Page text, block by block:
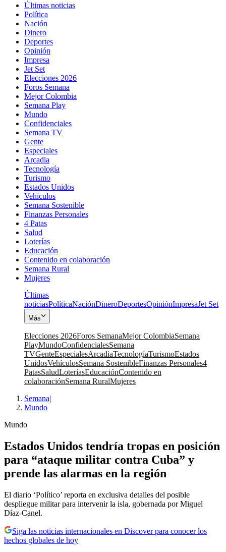
Últimas noticias
Política
Nación
Dinero
Deportes
Opinión
Impresa
Jet Set
Elecciones 2026
Foros Semana
Mejor Colombia
Semana Play
Mundo
Confidenciales
Semana TV
Gente
Especiales
Arcadia
Tecnología
Turismo
Estados Unidos
Vehículos
Semana Sostenible
Finanzas Personales
4 Patas
Salud
Loterías
Educación
Contenido en colaboración
Semana Rural
Mujeres
Últimas
noticiasPolíticaNaciónDineroDeportesOpiniónImpresaJet Set
Más
Elecciones 2026Foros SemanaMejor ColombiaSemana
PlayMundoConfidencialesSemana
TVGenteEspecialesArcadiaTecnologíaTurismoEstados
UnidosVehículosSemana SostenibleFinanzas Personales4
PatasSaludLoteríasEducaciónContenido en
colaboraciónSemana RuralMujeres
Semana|
Mundo
Mundo
Estados Unidos tendría tropas en posición
para “ataque militar contra Cuba” y
prende las alarmas en la región
El diario ‘Político’ reporta en exclusiva detalles del posible
despliegue militar para intervenir la isla, gobernada por Miguel
Díaz-Canel.
Siga las noticias internacionales en Discover para conocer los
hechos globales de hoy